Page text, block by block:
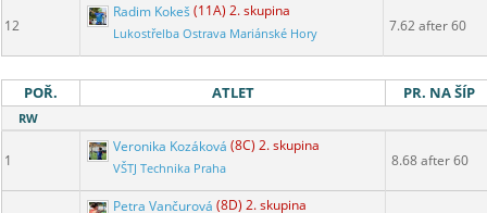
12
Radim Kokeš (11A) 2. skupina
Lukostřelba Ostrava Mariánské Hory 7.62 after 60
POŘ. ATLET PR. NA ŠÍP
RW
1
Veronika Kozáková (8C) 2. skupina
VŠTJ Technika Praha 8.68 after 60
Petra Vančurová (8D) 2. skupina